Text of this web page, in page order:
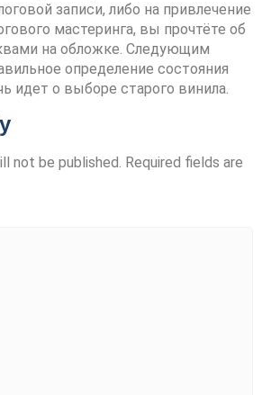
записи, либо на привлечение
мастеринга, вы прочтёте об
на обложке. Следующим
определение состояния
идет о выборе старого винила.
not be published. Required fields are